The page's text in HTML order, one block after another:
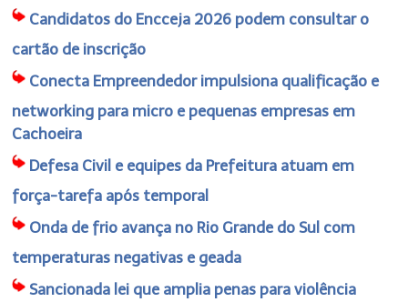
Candidatos do Encceja 2026 podem consultar o
cartão de inscrição
Conecta Empreendedor impulsiona qualificação e
networking para micro e pequenas empresas em
Cachoeira
Defesa Civil e equipes da Prefeitura atuam em
força-tarefa após temporal
Onda de frio avança no Rio Grande do Sul com
temperaturas negativas e geada
Sancionada lei que amplia penas para violência